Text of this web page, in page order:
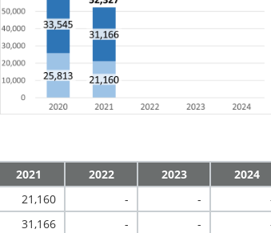
2021 2022 2023
2024
21,160 - -
31,166 - -